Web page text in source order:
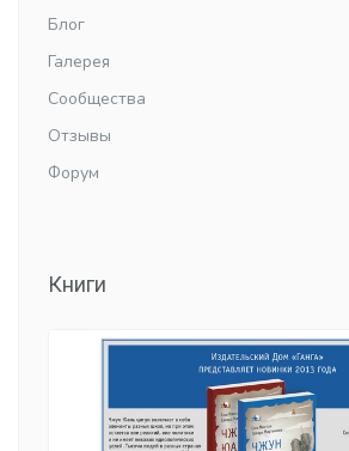
Блог
Галерея
Сообщества
Отзывы
Форум
Книги